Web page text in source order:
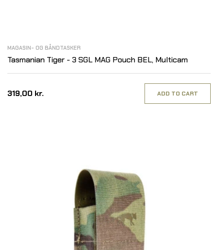
MAGASIN- OG BÅNDTASKER
Tasmanian Tiger - 3 SGL MAG Pouch BEL, Multicam
319,00 kr. ADD TO CART